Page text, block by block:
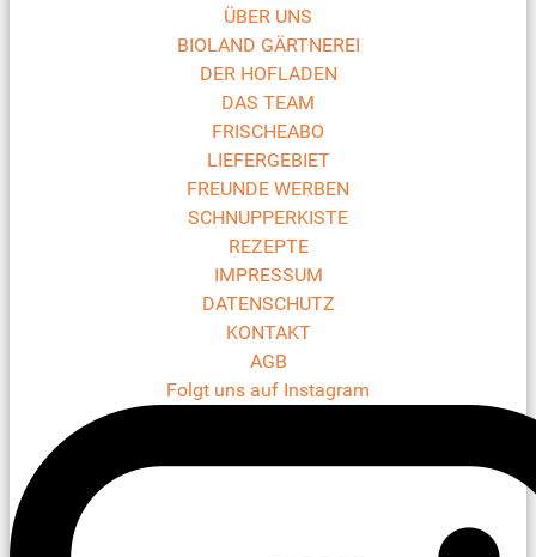
ÜBER UNS
BIOLAND GÄRTNEREI
DER HOFLADEN
DAS TEAM
FRISCHEABO
LIEFERGEBIET
FREUNDE WERBEN
SCHNUPPERKISTE
REZEPTE
IMPRESSUM
DATENSCHUTZ
KONTAKT
AGB
Folgt uns auf Instagram